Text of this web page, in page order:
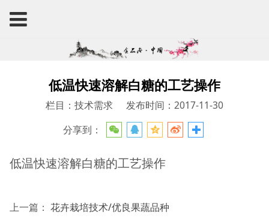
低温快速溶解白糖的工艺操作
栏目：技术需求
发布时间：2017-11-30
分享到：
低温快速溶解白糖的工艺操作
上一篇： 花卉栽培技术/优良果蔬品种